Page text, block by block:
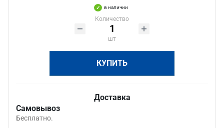
в наличии
Количество
шт
КУПИТЬ
Доставка
Самовывоз
Бесплатно.